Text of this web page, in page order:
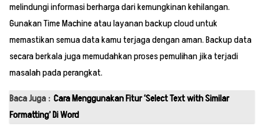
melindungi informasi berharga dari kemungkinan kehilangan.
Gunakan Time Machine atau layanan backup cloud untuk
memastikan semua data kamu terjaga dengan aman. Backup data
secara berkala juga memudahkan proses pemulihan jika terjadi
masalah pada perangkat.
Baca Juga : Cara Menggunakan Fitur ‘Select Text with Similar
Formatting’ Di Word